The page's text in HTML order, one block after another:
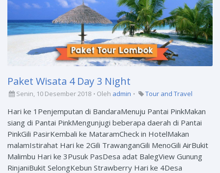
Paket Wisata 4 Day 3 Night
Senin, 10 Desember 2018 Oleh admin Tour and Travel
Hari ke 1Penjemputan di BandaraMenuju Pantai PinkMakan
siang di Pantai PinkMengunjugi beberapa daerah di Pantai
PinkGili PasirKembali ke MataramCheck in HotelMakan
malamIstirahat Hari ke 2Gili TrawanganGili MenoGili AirBukit
Malimbu Hari ke 3Pusuk PasDesa adat BalegView Gunung
RinjaniBukit SelongKebun Strawberry Hari ke 4Desa